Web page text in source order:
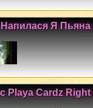
Я Пьяна
Playa Cardz Right